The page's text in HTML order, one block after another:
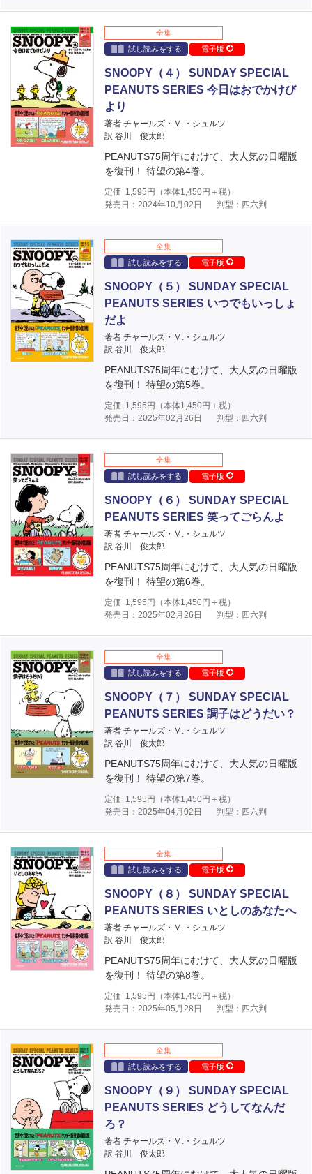
全集
試し読みをする
電子版
SNOOPY（４） SUNDAY SPECIAL
PEANUTS SERIES 今日はおでかけび
より
著者 チャールズ・Ｍ.・シュルツ
訳 谷川 俊太郎
PEANUTS75周年にむけて、大人気の日曜版
を復刊！ 待望の第4巻。
定価 1,595 円（本体1,450円＋税）
発売日：2024年10月02日
判型：四六判
全集
試し読みをする
電子版
SNOOPY（５） SUNDAY SPECIAL
PEANUTS SERIES いつでもいっしょ
だよ
著者 チャールズ・Ｍ.・シュルツ
訳 谷川 俊太郎
PEANUTS75周年にむけて、大人気の日曜版
を復刊！ 待望の第5巻。
定価 1,595 円（本体1,450円＋税）
発売日：2025年02月26日
判型：四六判
全集
試し読みをする
電子版
SNOOPY（６） SUNDAY SPECIAL
PEANUTS SERIES 笑ってごらんよ
著者 チャールズ・Ｍ.・シュルツ
訳 谷川 俊太郎
PEANUTS75周年にむけて、大人気の日曜版
を復刊！ 待望の第6巻。
定価 1,595 円（本体1,450円＋税）
発売日：2025年02月26日
判型：四六判
全集
試し読みをする
電子版
SNOOPY（７） SUNDAY SPECIAL
PEANUTS SERIES 調子はどうだい？
著者 チャールズ・Ｍ.・シュルツ
訳 谷川 俊太郎
PEANUTS75周年にむけて、大人気の日曜版
を復刊！ 待望の第7巻。
定価 1,595 円（本体1,450円＋税）
発売日：2025年04月02日
判型：四六判
全集
試し読みをする
電子版
SNOOPY（８） SUNDAY SPECIAL
PEANUTS SERIES いとしのあなたへ
著者 チャールズ・Ｍ.・シュルツ
訳 谷川 俊太郎
PEANUTS75周年にむけて、大人気の日曜版
を復刊！ 待望の第8巻。
定価 1,595 円（本体1,450円＋税）
発売日：2025年05月28日
判型：四六判
全集
試し読みをする
電子版
SNOOPY（９） SUNDAY SPECIAL
PEANUTS SERIES どうしてなんだ
ろ？
著者 チャールズ・Ｍ.・シュルツ
訳 谷川 俊太郎